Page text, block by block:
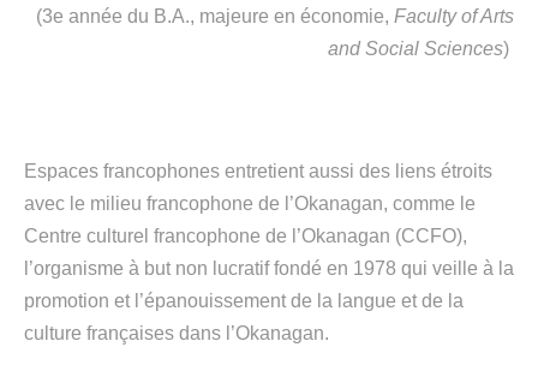
(3e année du B.A., majeure en économie, Faculty of Arts
and Social Sciences)
Espaces francophones entretient aussi des liens étroits
avec le milieu francophone de l’Okanagan, comme le
Centre culturel francophone de l’Okanagan (CCFO),
l’organisme à but non lucratif fondé en 1978 qui veille à la
promotion et l’épanouissement de la langue et de la
culture françaises dans l’Okanagan.